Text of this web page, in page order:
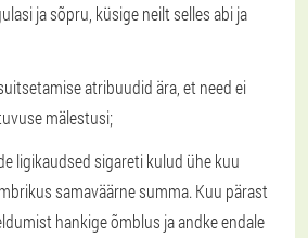
ja sõpru, küsige neilt selles abi ja
atribuudid ära, et need ei
mälestusi;
ligikaudsed sigareti kulud ühe kuu
samaväärne summa. Kuu pärast
hankige õmblus ja andke endale